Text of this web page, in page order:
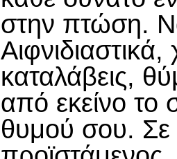
στην πτώση.
καταλάβεις,
από εκείνο το
θυμού σου.